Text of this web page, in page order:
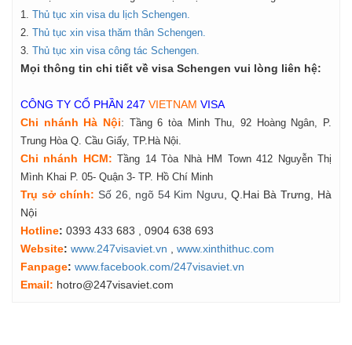
Thủ tục xin visa du lịch Schengen.
Thủ tục xin visa thăm thân Schengen.
Thủ tục xin visa công tác Schengen.
Mọi thông tin chi tiết về visa Schengen vui lòng liên hệ:
CÔNG TY CỔ PHẦN 247 VIETNAM VISA
Chi nhánh Hà Nội: Tầng 6 tòa Minh Thu, 92 Hoàng Ngân, P.
Trung Hòa Q. Cầu Giấy, TP.Hà Nội.
Chi nhánh HCM: Tầng 14 Tòa Nhà HM Town 412 Nguyễn Thị
Mình Khai P. 05- Quận 3- TP. Hồ Chí Minh
Trụ sở chính: Số 26, ngõ 54 Kim Ngưu , Q.Hai Bà Trưng, Hà
Nội
Hotline: 0393 433 683 , 0904 638 693
Website: www.247visaviet.vn
www.xinthithuc.com
Fanpage: www.facebook.com/247visaviet.vn
Email: hotro@247visaviet.com